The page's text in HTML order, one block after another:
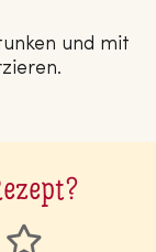
und mit